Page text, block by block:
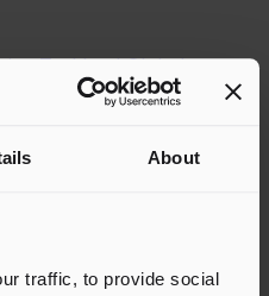
About
traffic, to provide social
Tyskland Global
Svenska Deutsch Français